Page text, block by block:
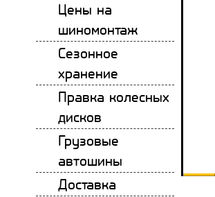
Цены на
шиномонтаж
Сезонное
хранение
Правка колесных
дисков
Грузовые
автошины
Доставка